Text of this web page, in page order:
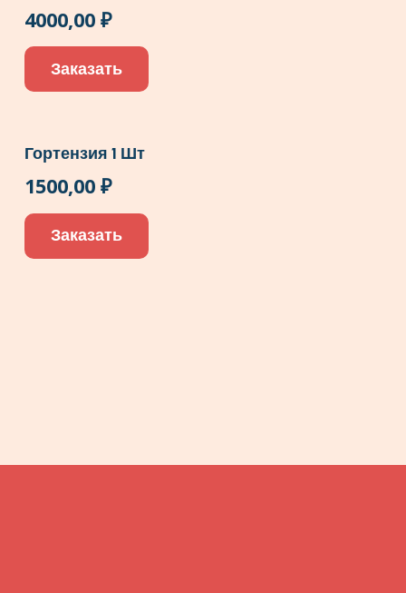
4000,00 ₽
Заказать
Гортензия 1 Шт
1500,00 ₽
Заказать